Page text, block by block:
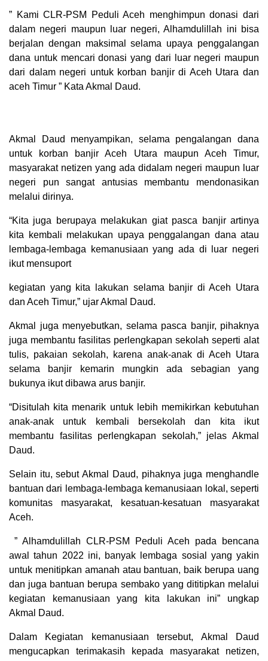
” Kami CLR-PSM Peduli Aceh menghimpun donasi dari
dalam negeri maupun luar negeri, Alhamdulillah ini bisa
berjalan dengan maksimal selama upaya penggalangan
dana untuk mencari donasi yang dari luar negeri maupun
dari dalam negeri untuk korban banjir di Aceh Utara dan
aceh Timur ” Kata Akmal Daud.
Akmal Daud menyampikan, selama pengalangan dana
untuk korban banjir Aceh Utara maupun Aceh Timur,
masyarakat netizen yang ada didalam negeri maupun luar
negeri pun sangat antusias membantu mendonasikan
melalui dirinya.
“Kita juga berupaya melakukan giat pasca banjir artinya
kita kembali melakukan upaya penggalangan dana atau
lembaga-lembaga kemanusiaan yang ada di luar negeri
ikut mensuport
kegiatan yang kita lakukan selama banjir di Aceh Utara
dan Aceh Timur,” ujar Akmal Daud.
Akmal juga menyebutkan, selama pasca banjir, pihaknya
juga membantu fasilitas perlengkapan sekolah seperti alat
tulis, pakaian sekolah, karena anak-anak di Aceh Utara
selama banjir kemarin mungkin ada sebagian yang
bukunya ikut dibawa arus banjir.
“Disitulah kita menarik untuk lebih memikirkan kebutuhan
anak-anak untuk kembali bersekolah dan kita ikut
membantu fasilitas perlengkapan sekolah,” jelas Akmal
Daud.
Selain itu, sebut Akmal Daud, pihaknya juga menghandle
bantuan dari lembaga-lembaga kemanusiaan lokal, seperti
komunitas masyarakat, kesatuan-kesatuan masyarakat
Aceh.
” Alhamdulillah CLR-PSM Peduli Aceh pada bencana
awal tahun 2022 ini, banyak lembaga sosial yang yakin
untuk menitipkan amanah atau bantuan, baik berupa uang
dan juga bantuan berupa sembako yang dititipkan melalui
kegiatan kemanusiaan yang kita lakukan ini” ungkap
Akmal Daud.
Dalam Kegiatan kemanusiaan tersebut, Akmal Daud
mengucapkan terimakasih kepada masyarakat netizen,